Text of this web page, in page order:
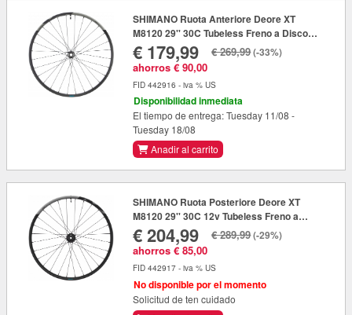
SHIMANO Ruota Anteriore Deore XT
M8120 29'' 30C Tubeless Freno a Disco
Center Lock E-Thru 15x110mm
€ 179,99
ahorros € 90,00
€ 269,99(-33%)
FID 442916 - iva % US
Disponibilidad inmediata
El tiempo de entrega: Tuesday 11/08 -
Tuesday 18/08
Anadir al carrito
SHIMANO Ruota Posteriore Deore XT
M8120 29'' 30C 12v Tubeless Freno a
Disco Center Lock E-Thru 12x148mm
€ 204,99
ahorros € 85,00
€ 289,99(-29%)
FID 442917 - iva % US
No disponible por el momento
Solicitud de ten cuidado